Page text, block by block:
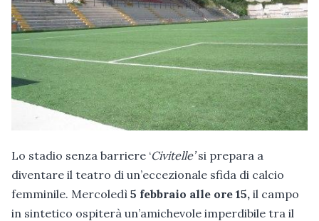
Lo stadio senza barriere ‘Civitelle’si prepara a
diventare il teatro di un’eccezionale sfida di calcio
femminile. Mercoledì 5 febbraio alle ore 15, il campo
in sintetico ospiterà un’amichevole imperdibile tra il